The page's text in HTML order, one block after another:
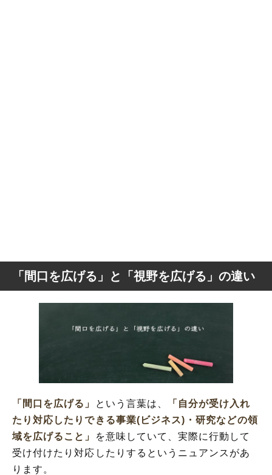
「間口を広げる」と「視野を広げる」の違い
「間口を広げる」 という言葉は、
「自分が受け入れ
たり対応したりできる事業(ビジネス)・研究などの領
域を広げること」
を意味していて、実際に行動して
受け付けたり対応したりするというニュアンスがあ
ります。